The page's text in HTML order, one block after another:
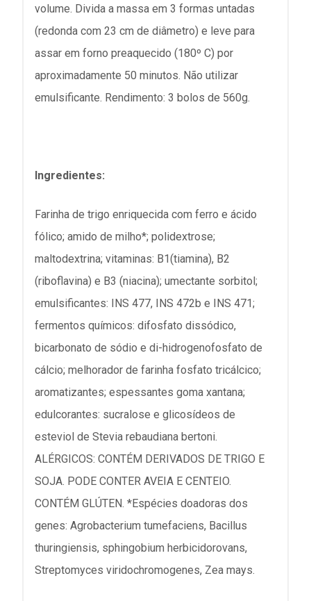
volume. Divida a massa em 3 formas untadas
(redonda com 23 cm de diâmetro) e leve para
assar em forno preaquecido (180º C) por
aproximadamente 50 minutos. Não utilizar
emulsificante. Rendimento: 3 bolos de 560g.
Ingredientes:
Farinha de trigo enriquecida com ferro e ácido
fólico; amido de milho*; polidextrose;
maltodextrina; vitaminas: B1(tiamina), B2
(riboflavina) e B3 (niacina); umectante sorbitol;
emulsificantes: INS 477, INS 472b e INS 471;
fermentos químicos: difosfato dissódico,
bicarbonato de sódio e di-hidrogenofosfato de
cálcio; melhorador de farinha fosfato tricálcico;
aromatizantes; espessantes goma xantana;
edulcorantes: sucralose e glicosídeos de
esteviol de Stevia rebaudiana bertoni.
ALÉRGICOS: CONTÉM DERIVADOS DE TRIGO E
SOJA. PODE CONTER AVEIA E CENTEIO.
CONTÉM GLÚTEN. *Espécies doadoras dos
genes: Agrobacterium tumefaciens, Bacillus
thuringiensis, sphingobium herbicidorovans,
Streptomyces viridochromogenes, Zea mays.